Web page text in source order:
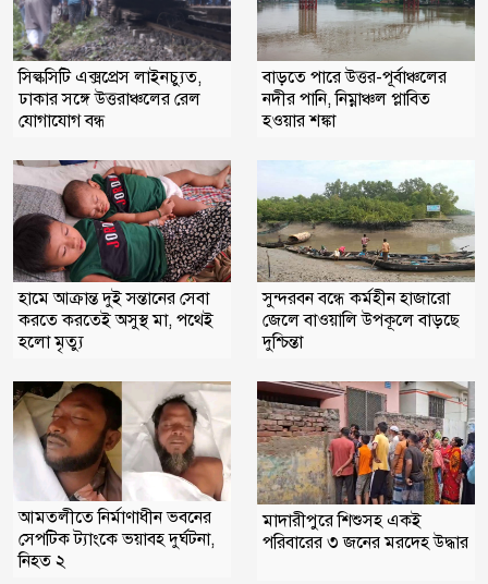
সিল্কসিটি এক্সপ্রেস লাইনচ্যুত,
ঢাকার সঙ্গে উত্তরাঞ্চলের রেল
যোগাযোগ বন্ধ
বাড়তে পারে উত্তর-পূর্বাঞ্চলের
নদীর পানি, নিম্নাঞ্চল প্লাবিত
হওয়ার শঙ্কা
হামে আক্রান্ত দুই সন্তানের সেবা
করতে করতেই অসুস্থ মা, পথেই
হলো মৃত্যু
সুন্দরবন বন্ধে কর্মহীন হাজারো
জেলে বাওয়ালি উপকূলে বাড়ছে
দুশ্চিন্তা
আমতলীতে নির্মাণাধীন ভবনের
সেপটিক ট্যাংকে ভয়াবহ দুর্ঘটনা,
নিহত ২
মাদারীপুরে শিশুসহ একই
পরিবারের ৩ জনের মরদেহ উদ্ধার